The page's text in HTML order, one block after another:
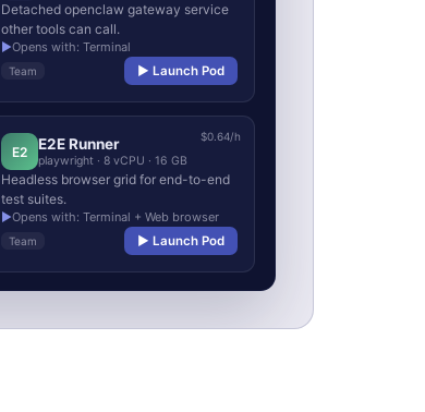
Detached openclaw gateway service
other tools can call.
▶Opens with: Terminal
Team ▶ Launch Pod
$0.64/h
E2 E2E Runner
playwright · 8 vCPU · 16 GB
Headless browser grid for end-to-end
test suites.
▶Opens with: Terminal + Web browser
Team ▶ Launch Pod